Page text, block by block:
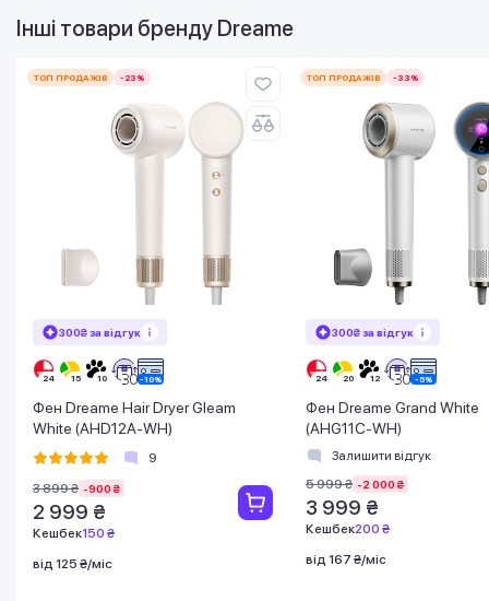
Інші товари бренду Dreame
ТОП ПРОДАЖІВ -23%
300₴ за відгук
Фен Dreame Hair Dryer Gleam
White (AHD12A-WH)
9
3 899 ₴ -900 ₴
2 999 ₴
Кешбек150 ₴
від 125 ₴/міс
ТОП ПРОДАЖІВ -33%
300₴ за відгук
Фен Dreame Grand White
(AHG11C-WH)
Залишити відгук
5 999 ₴ -2 000 ₴
3 999 ₴
Кешбек200 ₴
від 167 ₴/міс